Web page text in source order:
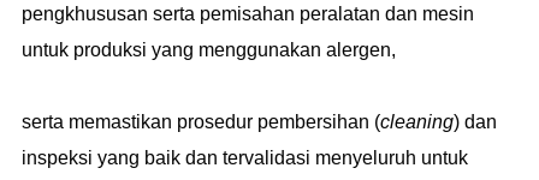
pengkhususan serta pemisahan peralatan dan mesin
untuk produksi yang menggunakan alergen,
serta memastikan prosedur pembersihan (cleaning) dan
inspeksi yang baik dan tervalidasi menyeluruh untuk